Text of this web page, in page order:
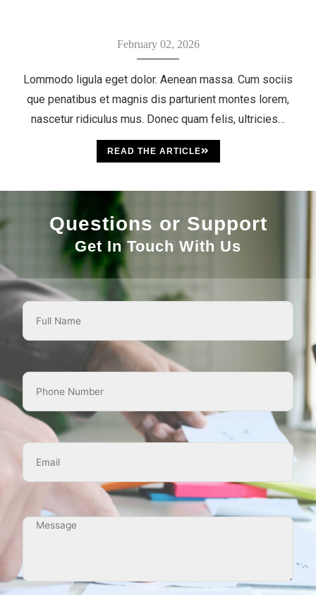
February 02, 2026
Lommodo ligula eget dolor. Aenean massa. Cum sociis
que penatibus et magnis dis parturient montes lorem,
nascetur ridiculus mus. Donec quam felis, ultricies…
READ THE ARTICLE
Questions or Support
Get In Touch With Us